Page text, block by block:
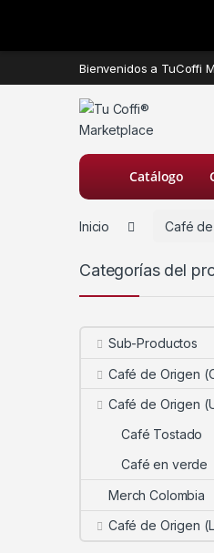
Bienvenidos a TuCoffi
Catálogo
Inicio Café
Categorías del
Sub-Productos
Café de Origen
Café de Origen
Café Tostado
Café en verde
Merch Colombia
Café de Origen